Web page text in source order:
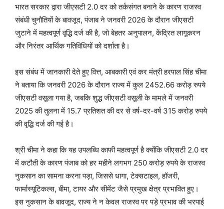
भारत सरकार द्वारा जीएसटी 2.0 दर को तर्कसंगत बनाने के कारण राजस्व
संबंधी चुनौतियों के बावजूद, पंजाब ने जनवरी 2026 के दौरान जीएसटी
जुटाने में महत्वपूर्ण वृद्धि दर्ज की है, जो बेहतर अनुपालन, केंद्रित लागूकरन
और निरंतर आर्थिक गतिविधियों को दर्शाता है।
इस संबंध में जानकारी देते हुए वित्त, आबकारी एवं कर मंत्री हरपाल सिंह चीमा
ने बताया कि जनवरी 2026 के दौरान राज्य में कुल 2452.66 करोड़ रुपये
जीएसटी वसूला गया है, जबकि शुद्ध जीएसटी वसूली के मामले में जनवरी
2025 की तुलना में 15.7 प्रतिशत की दर से वर्ष-दर-वर्ष 315 करोड़ रुपये
की वृद्धि दर्ज की गई है।
श्री चीमा ने कहा कि यह उपलब्धि काफी महत्वपूर्ण है क्योंकि जीएसटी 2.0 दर
में कटौती के कारण पंजाब को हर महीने लगभग 250 करोड़ रुपये के राजस्व
नुकसान का सामना करना पड़ा, जिससे धागा, टेक्सटाइल, हॉजरी,
फार्मास्यूटिकल्स, बीमा, टायर और सीमेंट जैसे प्रमुख क्षेत्र प्रभावित हुए।
इस नुकसान के बावजूद, राज्य ने न केवल राजस्व पर पड़े प्रभाव की भरपाई